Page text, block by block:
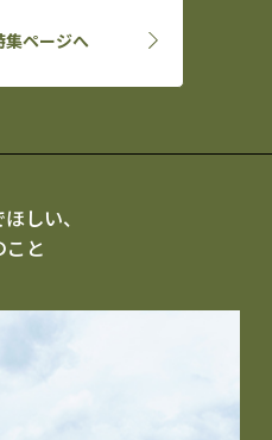
集ページへ
しい、
と